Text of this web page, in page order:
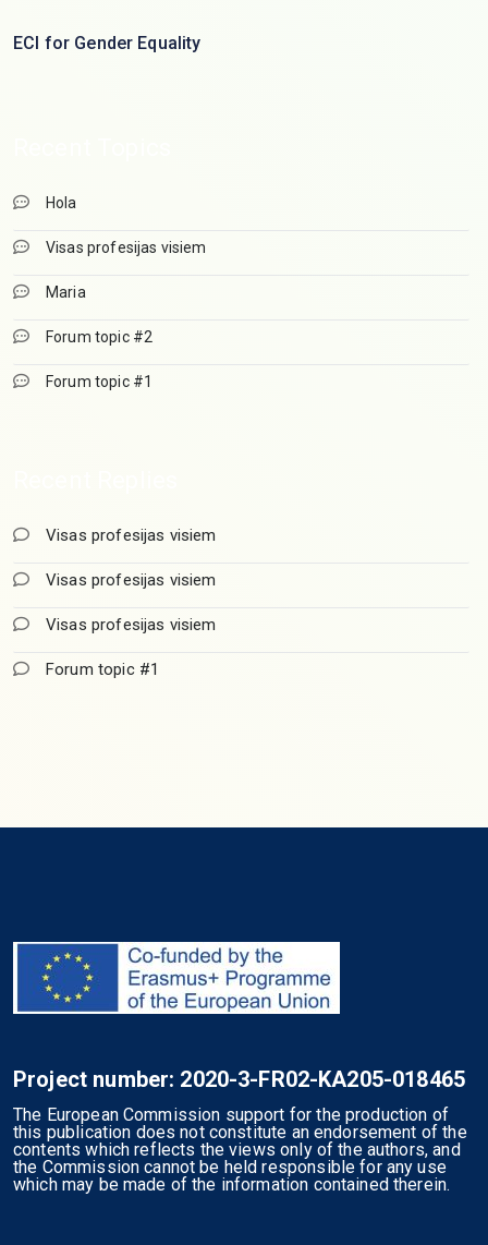
ECI for Gender Equality
Hola
Visas profesijas visiem
Maria
Forum topic #2
Forum topic #1
Visas profesijas visiem
Visas profesijas visiem
Visas profesijas visiem
Forum topic #1
Project number: 2020-3-FR02-KA205-018465
The European Commission support for the production of
this publication does not constitute an endorsement of the
contents which reflects the views only of the authors, and
the Commission cannot be held responsible for any use
which may be made of the information contained therein.